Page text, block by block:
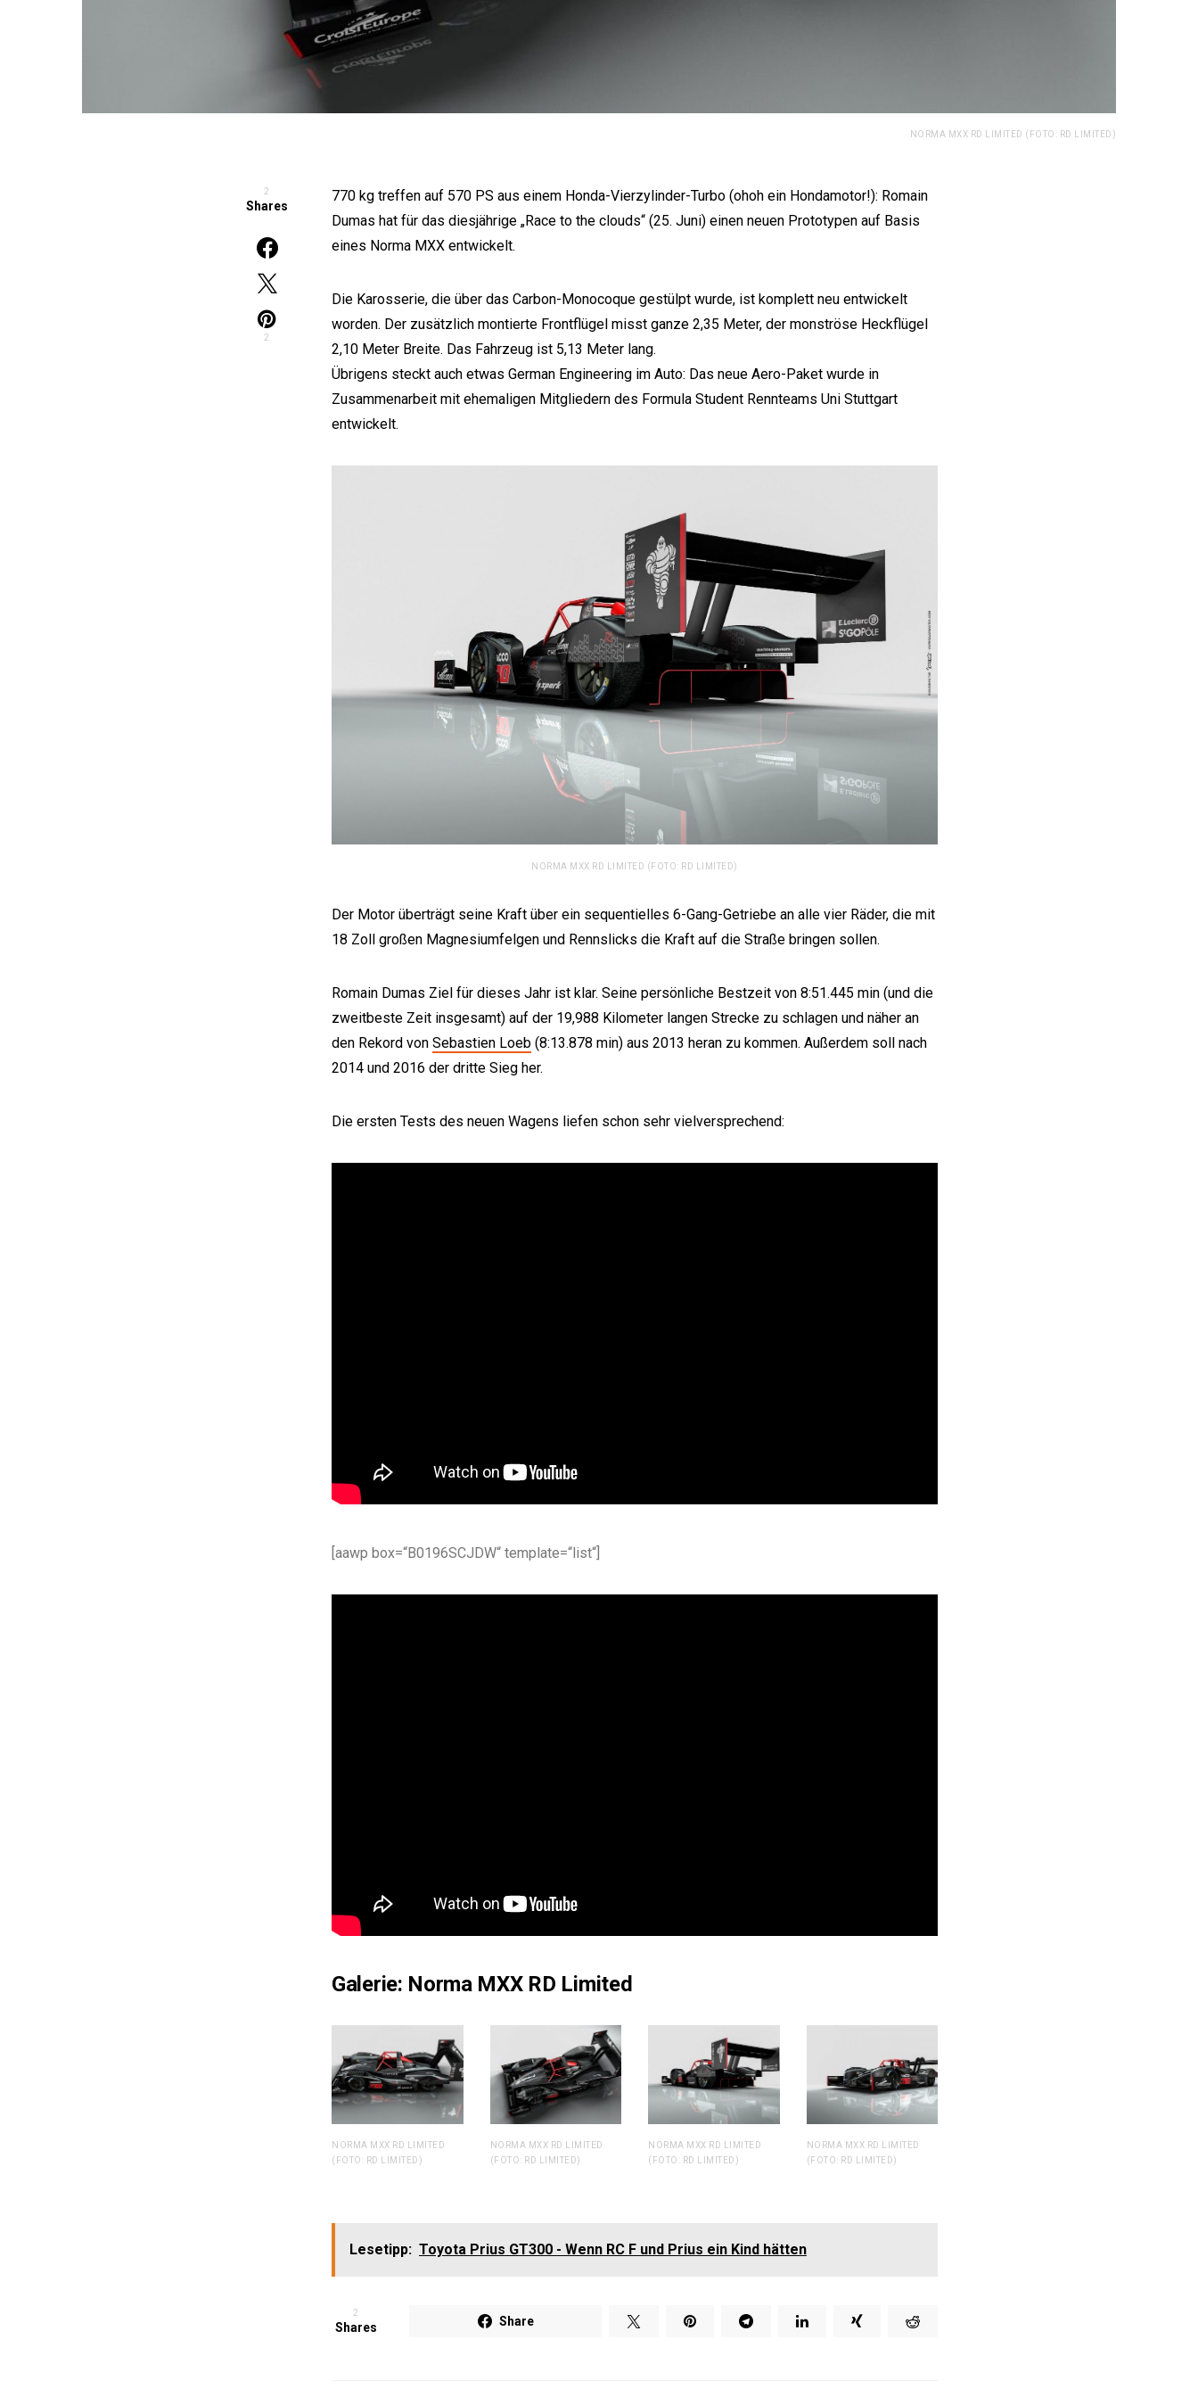
NORMA MXX RD LIMITED (FOTO: RD LIMITED)
2
Shares
2
770 kg treffen auf 570 PS aus einem Honda-Vierzylinder-Turbo (ohoh ein Hondamotor!): Romain
Dumas hat für das diesjährige „Race to the clouds“ (25. Juni) einen neuen Prototypen auf Basis
eines Norma MXX entwickelt.
Die Karosserie, die über das Carbon-Monocoque gestülpt wurde, ist komplett neu entwickelt
worden. Der zusätzlich montierte Frontflügel misst ganze 2,35 Meter, der monströse Heckflügel
2,10 Meter Breite. Das Fahrzeug ist 5,13 Meter lang.
Übrigens steckt auch etwas German Engineering im Auto: Das neue Aero-Paket wurde in
Zusammenarbeit mit ehemaligen Mitgliedern des Formula Student Rennteams Uni Stuttgart
entwickelt.
NORMA MXX RD LIMITED (FOTO: RD LIMITED)
Der Motor überträgt seine Kraft über ein sequentielles 6-Gang-Getriebe an alle vier Räder, die mit
18 Zoll großen Magnesiumfelgen und Rennslicks die Kraft auf die Straße bringen sollen.
Romain Dumas Ziel für dieses Jahr ist klar. Seine persönliche Bestzeit von 8:51.445 min (und die
zweitbeste Zeit insgesamt) auf der 19,988 Kilometer langen Strecke zu schlagen und näher an
den Rekord von Sebastien Loeb (8:13.878 min) aus 2013 heran zu kommen. Außerdem soll nach
2014 und 2016 der dritte Sieg her.
Die ersten Tests des neuen Wagens liefen schon sehr vielversprechend:
[aawp box=“B0196SCJDW“ template=“list“]
Galerie: Norma MXX RD Limited
NORMA MXX RD LIMITED
(FOTO: RD LIMITED)
NORMA MXX RD LIMITED
(FOTO: RD LIMITED)
NORMA MXX RD LIMITED
(FOTO: RD LIMITED)
NORMA MXX RD LIMITED
(FOTO: RD LIMITED)
Lesetipp: Toyota Prius GT300 - Wenn RC F und Prius ein Kind hätten
2
Shares Share